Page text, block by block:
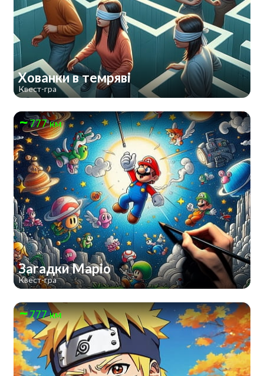
Хованки в темряві
Квест-гра
777 км
Загадки Маріо
Квест-гра
777 км